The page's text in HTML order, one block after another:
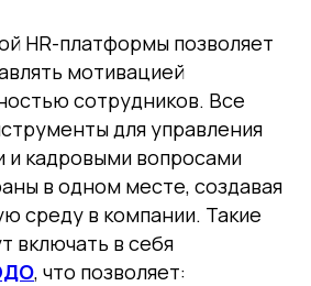
HR-платформы позволяет
мотивацией
сотрудников. Все
для управления
и кадровыми вопросами
в одном месте, создавая
среду в компании. Такие
включать в себя
, что позволяет: